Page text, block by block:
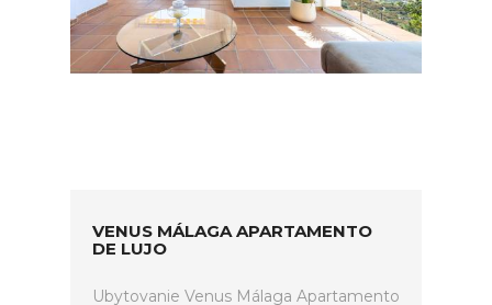
VENUS MÁLAGA APARTAMENTO
DE LUJO
Ubytovanie Venus Málaga Apartamento